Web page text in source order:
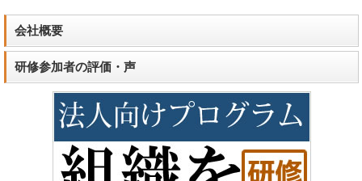
会社概要
研修参加者の評価・声